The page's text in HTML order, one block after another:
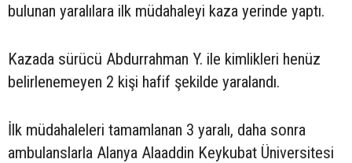
bulunan yaralılara ilk müdahaleyi kaza yerinde yaptı.
Kazada sürücü Abdurrahman Y. ile kimlikleri henüz
belirlenemeyen 2 kişi hafif şekilde yaralandı.
İlk müdahaleleri tamamlanan 3 yaralı, daha sonra
ambulanslarla Alanya Alaaddin Keykubat Üniversitesi